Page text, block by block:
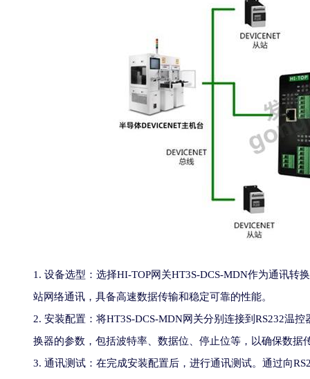
1. 设备选型：选择HI-TOP网关HT3S-DCS-MDN作为通讯转
站网络通讯，具备高速数据传输和稳定可靠的性能。
2. 安装配置：将HT3S-DCS-MDN网关分别连接到 RS232温控
换器的参数，包括波特率、数据位、停止位等，以确保数据
3. 通讯测试：在完成安装配置后，进行通讯测试。 通过向